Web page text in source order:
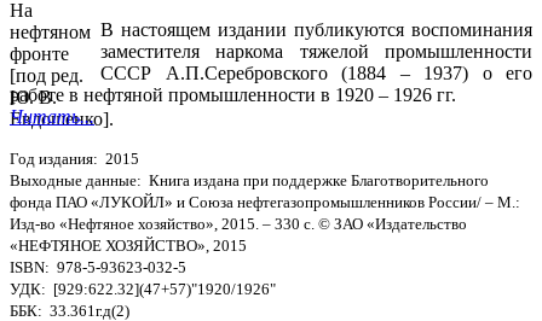
В настоящем издании публикуются воспоминания
заместителя наркома тяжелой промышленности
СССР А.П.Cеребровского (1884 – 1937) о его
работе в нефтяной промышленности в 1920 – 1926 гг.
Читать...
Год издания: 2015
Выходные данные: Книга издана при поддержке Благотворительного
фонда ПАО «ЛУКОЙЛ» и Союза нефтегазопромышленников России/ – М.:
Изд-во «Нефтяное хозяйство», 2015. – 330 с. © ЗАО «Издательство
«НЕФТЯНОЕ ХОЗЯЙСТВО», 2015
ISBN: 978-5-93623-032-5
УДК: [929:622.32](47+57)"1920/1926"
ББК: 33.361г.д(2)